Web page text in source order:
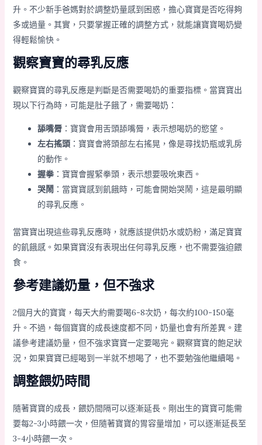
升。不少新手爸媽對於調整奶量感到困惑，擔心寶寶是否吃得夠
多或過量。其實，只要掌握正確的調整方式，就能讓寶寶喝奶變
得輕鬆愉快。
觀察寶寶的尋乳反應
觀察寶寶的尋乳反應是判斷是否需要喝奶的重要指標。當寶寶出
現以下行為時，可能是肚子餓了，需要喝奶：
舔嘴脣：寶寶會用舌頭舔嘴脣，表示想喝奶的慾望。
左右搖頭：寶寶會將頭部左右搖晃，像是尋找奶瓶或乳房
的動作。
握拳：寶寶會握緊拳頭，表示想要吸吮東西。
哭鬧 ：當寶寶感到飢餓時，可能會開始哭鬧，這是最明顯
的尋乳反應。
當寶寶出現這些尋乳反應時，就應該提供奶水或奶粉，滿足寶寶
的飢餓感。如果寶寶沒有表現出任何尋乳反應，也不需要強迫餵
食。
參考建議奶量，但不強求
2個月大的寶寶，每天大約需要喝6-8次奶，每次約100-150毫
升。不過，每個寶寶的成長速度都不同，奶量也會有所差異。建
議參考建議奶量，但不強求寶寶一定要喝完。觀察寶寶的飽足狀
況，如果寶寶已經喝到一半就不想喝了，也不要勉強他繼續喝。
調整餵奶時間
隨著寶寶的成長，餵奶間隔可以逐漸延長。剛出生的寶寶可能需
要每2-3小時餵一次，但隨著寶寶的胃容量增加，可以逐漸延長至
3-4小時餵一次。